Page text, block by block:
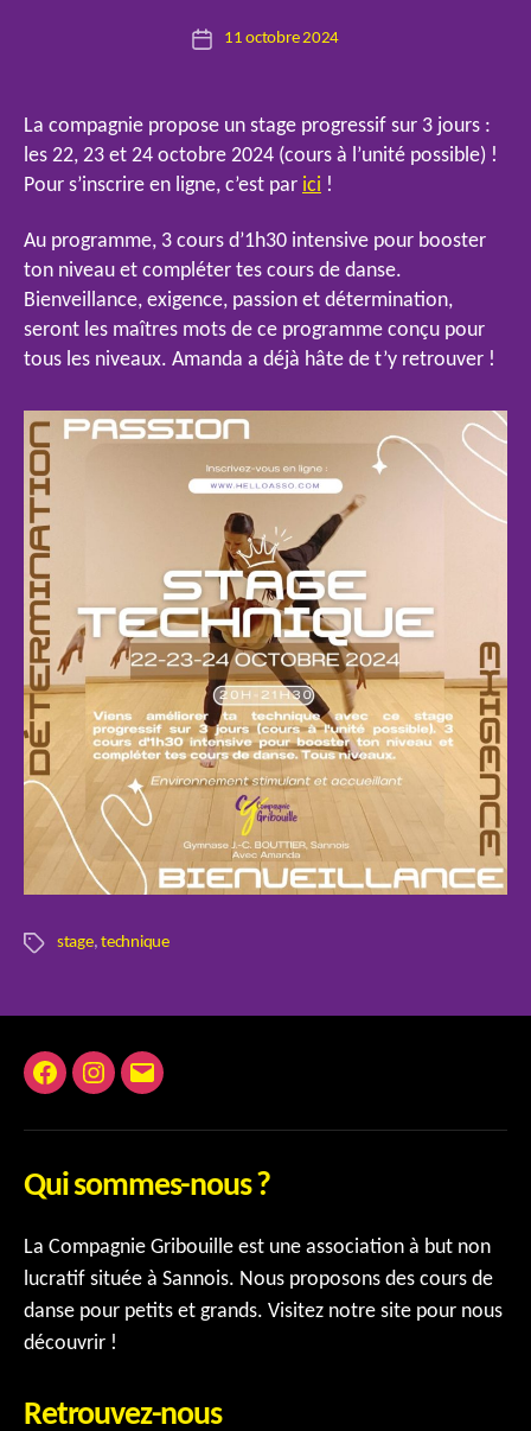
E
Date11 octobre 2024
La compagnie propose un stage progressif sur 3 jours :
les 22, 23 et 24 octobre 2024 (cours à l’unité possible) !
Pour s’inscrire en ligne, c’est par ici !
Au programme, 3 cours d’1h30 intensive pour booster
ton niveau et compléter tes cours de danse.
Bienveillance, exigence, passion et détermination,
seront les maîtres mots de ce programme conçu pour
tous les niveaux. Amanda a déjà hâte de t’y retrouver !
Étiquettes
stage,technique
FacebookInstagram
E-
Qui sommes-nous ?
La Compagnie Gribouille est une association à but non
lucratif située à Sannois. Nous proposons des cours de
danse pour petits et grands. Visitez notre site pour nous
découvrir !
Retrouvez-nous